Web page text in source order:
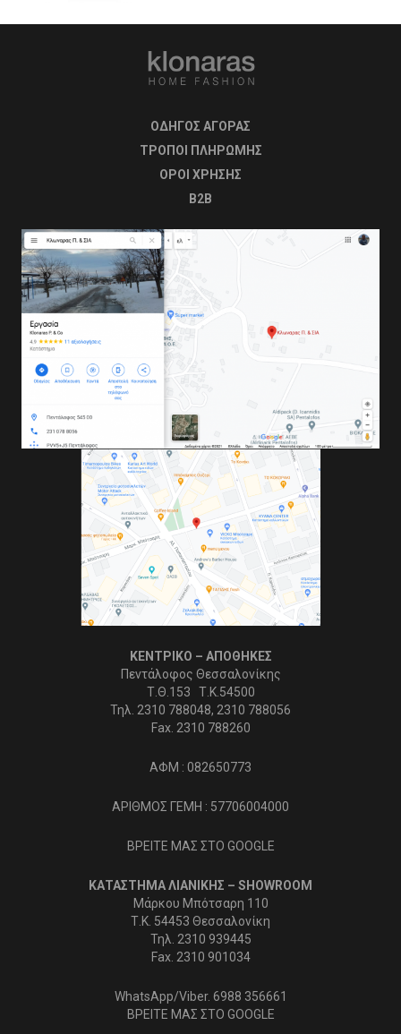
ΟΔΗΓΟΣ ΑΓΟΡΑΣ
ΤΡΟΠΟΙ ΠΛΗΡΩΜΗΣ
OΡΟΙ ΧΡΗΣΗΣ
B2B
ΚΕΝΤΡΙΚΟ – ΑΠΟΘΗΚΕΣ
Πεντάλοφος Θεσσαλονίκης
Τ.Θ.153 Τ.Κ.54500
Τηλ. 2310 788048, 2310 788056
Fax. 2310 788260
ΑΦΜ : 082650773
ΑΡΙΘΜΟΣ ΓΕΜΗ : 57706004000
ΒΡΕΙΤΕ ΜΑΣ ΣΤΟ GOOGLE
ΚΑΤΑΣΤΗΜΑ ΛΙΑΝΙΚΗΣ – SHOWROOM
Μάρκου Μπότσαρη 110
Τ.Κ. 54453 Θεσσαλονίκη
Τηλ. 2310 939445
Fax. 2310 901034
WhatsApp/Viber. 6988 356661
ΒΡΕΙΤΕ ΜΑΣ ΣΤΟ GOOGLE